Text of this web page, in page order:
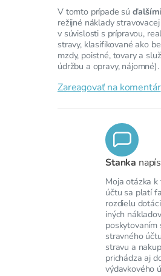
V tomto prípade sú
režijné náklady
v súvislosti s prípravou,
stravy, klasifikované ako
mzdy, poistné, tovary a
údržbu a opravy, nájomné).
Zareagovať na komentár
Stanka
Moja otázka
účtu sa platí
rozdielu
iných
poskytovaním
stravného
stravu a
prichádza aj
výdavkového